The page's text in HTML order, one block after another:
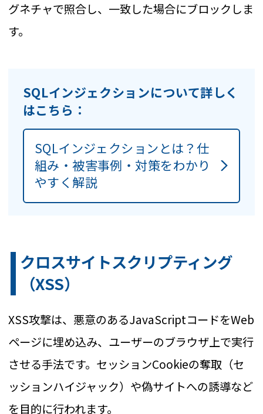
グネチャで照合し、一致した場合にブロックしま
す。
SQLインジェクションについて詳しく
はこちら：
SQLインジェクションとは？仕
組み・被害事例・対策をわかり
やすく解説
クロスサイトスクリプティング
（XSS）
XSS攻撃は、悪意のあるJavaScriptコードをWeb
ページに埋め込み、ユーザーのブラウザ上で実行
させる手法です。セッションCookieの奪取（セ
ッションハイジャック）や偽サイトへの誘導など
を目的に行われます。